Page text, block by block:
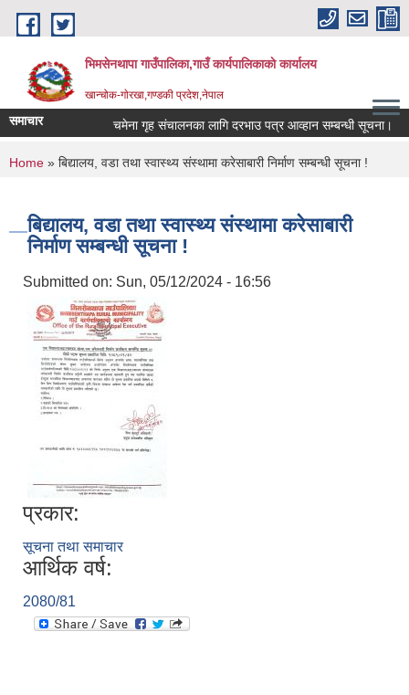
Skip to main content
भिमसेनथापा गाउँपालिका,गाउँ कार्यपालिकाकाे कार्यालय
खान्चोक-गाेरखा,गण्डकी प्रदेश,नेपाल
समाचार चमेना गृह संचालनका लागि दरभाउ पत्र आव्हान सम्बन्धी सूचना।
You are here
Home » बिद्यालय, वडा तथा स्वास्थ्य संस्थामा करेसाबारी निर्माण सम्बन्धी सूचना !
बिद्यालय, वडा तथा स्वास्थ्य संस्थामा करेसाबारी
निर्माण सम्बन्धी सूचना !
Submitted on: Sun, 05/12/2024 - 16:56
प्रकार:
सूचना तथा समाचार
आर्थिक वर्ष:
2080/81